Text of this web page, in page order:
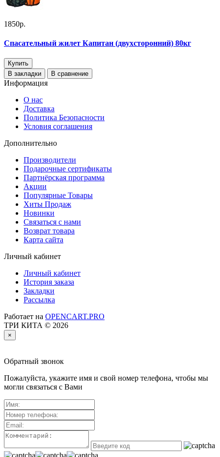
1850р.
Спасательный жилет Капитан (двухсторонний) 80кг
Купить
В закладки
В сравнение
Информация
О нас
Доставка
Политика Безопасности
Условия соглашения
Дополнительно
Производители
Подарочные сертификаты
Партнёрская программа
Акции
Популярные Товары
Хиты Продаж
Новинки
Связаться с нами
Возврат товара
Карта сайта
Личный кабинет
Личный кабинет
История заказа
Закладки
Рассылка
Работает на OPENCART.PRO
ТРИ КИТА © 2026
×
Обратный звонок
Пожалуйста, укажите имя и свой номер телефона, чтобы мы
могли связаться с Вами